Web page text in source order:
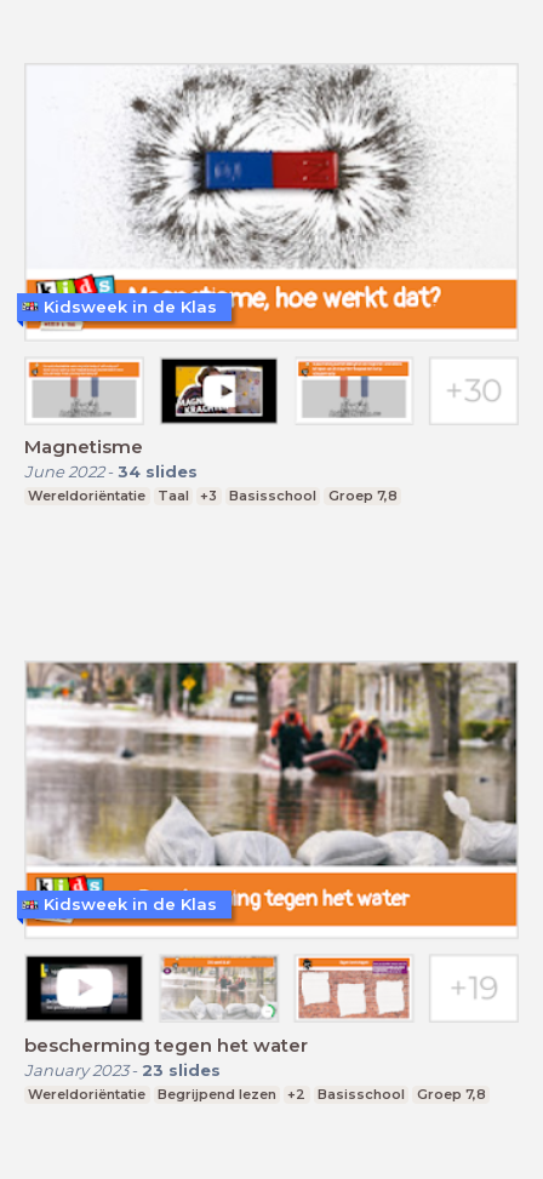
Magnetisme
June 2022- 34 slides
Wereldoriëntatie Taal +3 Basisschool Groep 7,8
Kidsweek in de Klas
bescherming tegen het water
January 2023- 23 slides
Wereldoriëntatie Begrijpend lezen +2 Basisschool Groep 7,8
Kidsweek in de Klas